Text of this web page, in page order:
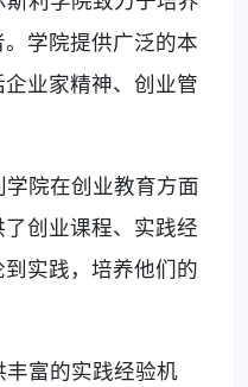
学院提供广泛的本
业家精神、创业管
院在创业教育方面
创业课程、实践经
实践，培养他们的
富的实践经验机